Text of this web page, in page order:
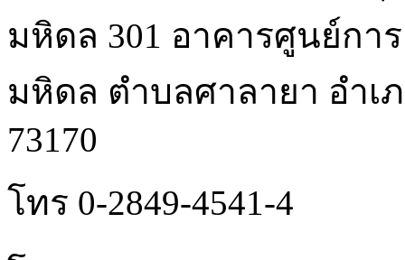
มหิดล 301 อาคารศูนย์กา
มหิดล ตําบลศาลายา อํา
73170
โทร 0-2849-4541-4